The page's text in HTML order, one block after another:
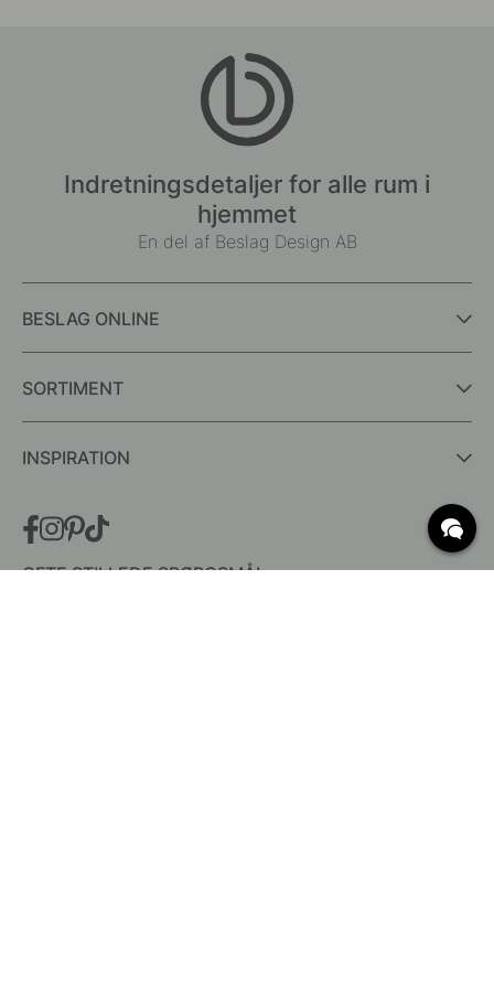
Indretningsdetaljer for alle rum i
hjemmet
En del af Beslag Design AB
BESLAG ONLINE
SORTIMENT
INSPIRATION
OFTE STILLEDE SPØRGSMÅL